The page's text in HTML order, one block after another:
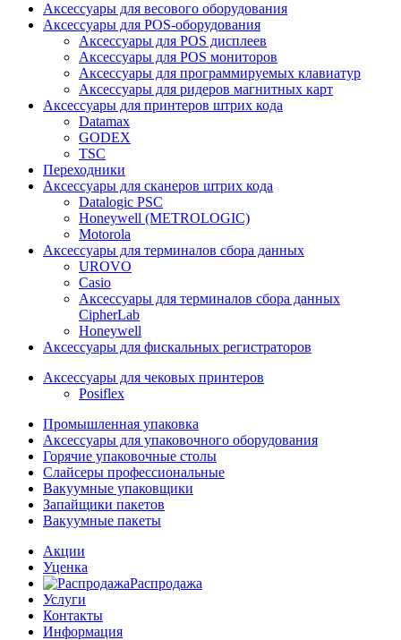
Аксессуары для весового оборудования
Аксессуары для POS-оборудования
Аксессуары для POS дисплеев
Аксессуары для POS мониторов
Аксессуары для программируемых клавиатур
Аксессуары для ридеров магнитных карт
Аксессуары для принтеров штрих кода
Datamax
GODEX
TSC
Переходники
Аксессуары для сканеров штрих кода
Datalogic PSC
Honeywell (METROLOGIC)
Motorola
Аксессуары для терминалов сбора данных
UROVO
Casio
Аксессуары для терминалов сбора данных
CipherLab
Honeywell
Аксессуары для фискальных регистраторов
Аксессуары для чековых принтеров
Posiflex
Промышленная упаковка
Аксессуары для упаковочного оборудования
Горячие упаковочные столы
Слайсеры профессиональные
Вакуумные упаковщики
Запайщики пакетов
Вакуумные пакеты
Акции
Уценка
Распродажа
Услуги
Контакты
Информация